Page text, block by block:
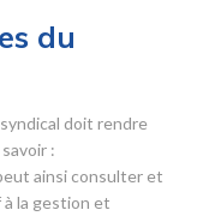
du
doit rendre
:
ainsi consulter et
la gestion et